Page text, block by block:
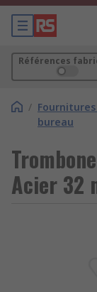
Références
/
bureau
Acier 32